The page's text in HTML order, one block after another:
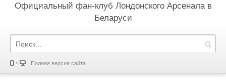
Официальный фан-клуб Лондонского Арсенала в
Беларуси
Полная версия сайта